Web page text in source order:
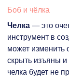
Боб и чёлка
Челка— это
инструмент в
может изменить
скрыть изъяны и
челка будет не